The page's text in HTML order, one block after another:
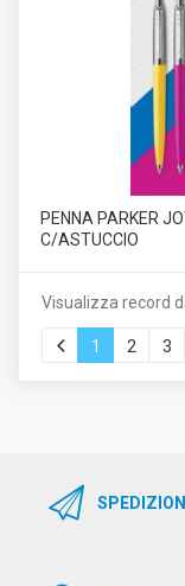
PENNA PARKER
C/ASTUCCIO
Visualizza record
1 2 3